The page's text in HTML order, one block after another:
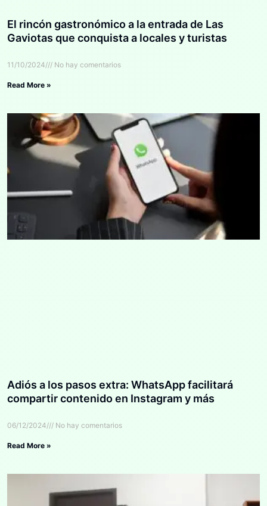
El rincón gastronómico a la entrada de Las
Gaviotas que conquista a locales y turistas
11/10/2024 No hay comentarios
Read More »
Adiós a los pasos extra: WhatsApp facilitará
compartir contenido en Instagram y más
06/12/2024 No hay comentarios
Read More »